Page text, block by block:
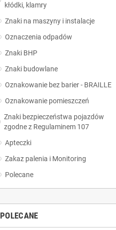
kłódki, klamry
Znaki na maszyny i instalacje
Oznaczenia odpadów
Znaki BHP
Znaki budowlane
Oznakowanie bez barier - BRAILLE
Oznakowanie pomieszczeń
Znaki bezpieczeństwa pojazdów
zgodne z Regulaminem 107
Apteczki
Zakaz palenia i Monitoring
Polecane
POLECANE